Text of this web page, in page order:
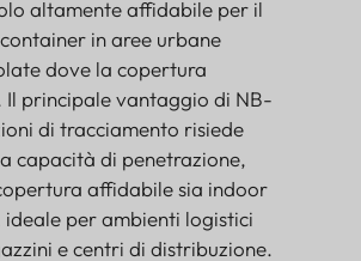
altamente affidabile per il
in aree urbane
dove la copertura
Il principale vantaggio di NB-
di tracciamento risiede
capacità di penetrazione,
affidabile sia indoor
ideale per ambienti logistici
e centri di distribuzione.